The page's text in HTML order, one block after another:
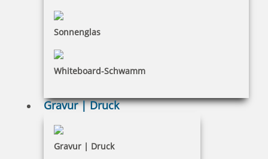
Sonnenglas
Whiteboard-Schwamm
Gravur | Druck
Gravur | Druck
INFORMATIONEN
Impressum
Widerruf
Barrierefreiheit